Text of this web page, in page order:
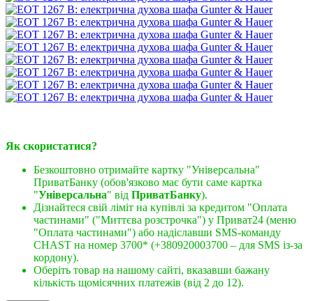
Як скористатися?
Безкоштовно отримайте картку "Універсальна"
ПриватБанку (обов'язково має бути саме картка
"Універсальна" від ПриватБанку).
Дізнайтеся свій ліміт на купівлі за кредитом "Оплата
частинами" ("Миттєва розстрочка") у Приват24 (меню
"Оплата частинами") або надіславши SMS-команду
CHAST на номер 3700* (+380920003700 – для SMS із-за
кордону).
Оберіть товар на нашому сайті, вказавши бажану
кількість щомісячних платежів (від 2 до 12).